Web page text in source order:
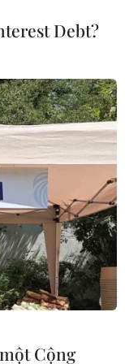
trần
Debt?
Cộng